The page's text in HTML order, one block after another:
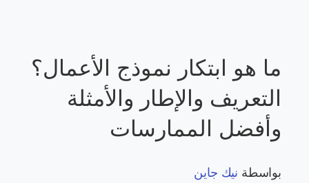
ما هو ابتكار نموذج الأعمال؟
التعريف والإطار والأمثلة
وأفضل الممارسات
بواسطة نيك جاين